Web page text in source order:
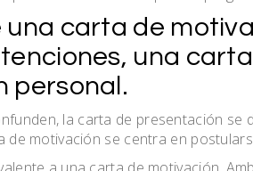
una carta de
una
personal.
la carta de presentación se
de motivación se centra en